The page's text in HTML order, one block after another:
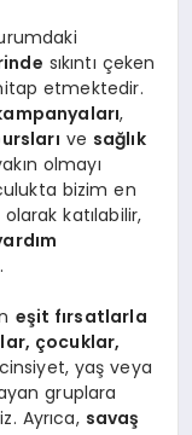
sıkıntı çeken
etmektedir.
,
ve sağlık
olmayı
bizim en
olarak katılabilir,
eşit fırsatlarla
çocuklar,
yaş veya
gruplara
Ayrıca, savaş